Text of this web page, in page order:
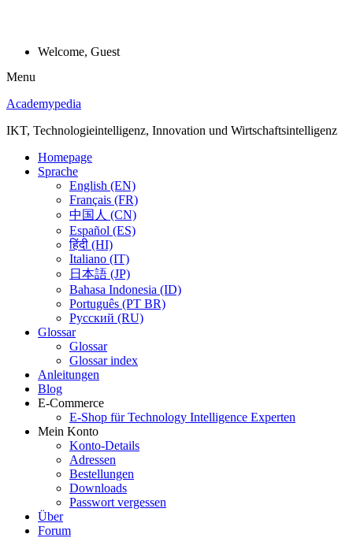
Welcome, Guest
Menu
Academypedia
IKT, Technologieintelligenz, Innovation und Wirtschaftsintelligenz
Homepage
Sprache
English (EN)
Français (FR)
中国人 (CN)
Español (ES)
हिंदी (HI)
Italiano (IT)
日本語 (JP)
Bahasa Indonesia (ID)
Português (PT BR)
Pусский (RU)
Glossar
Glossar
Glossar index
Anleitungen
Blog
E-Commerce
E-Shop für Technology Intelligence Experten
Mein Konto
Konto-Details
Adressen
Bestellungen
Downloads
Passwort vergessen
Über
Forum